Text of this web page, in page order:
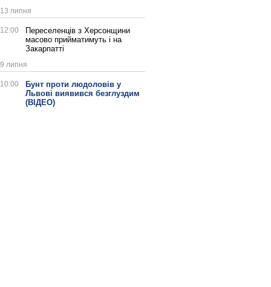
13 липня
12:00
Переселенців з Херсонщини
масово прийматимуть і на
Закарпатті
9 липня
10:00
Бунт проти людоловів у
Львові виявився безглуздим
(ВІДЕО)